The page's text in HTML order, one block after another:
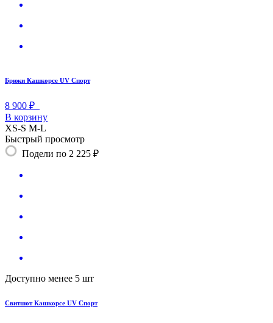
Брюки Кашкорсе UV Спорт
8 900 ₽
В корзину
XS-S M-L
Быстрый просмотр
Подели по 2 225 ₽
Доступно менее 5 шт
Свитшот Кашкорсе UV Спорт